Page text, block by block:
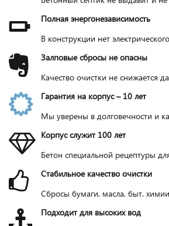
Полная энергонезависимость
В конструкции нет
Залповые сбросы не опасны
Качество очистки не снижается
Гарантия на корпус – 10 лет
Мы уверены в долговечности и
Корпус служит 100 лет
Бетон специальной рецептуры
Стабильное качество очистки
Сбросы бумаги, масла, быт.
Подходит для высоких вод